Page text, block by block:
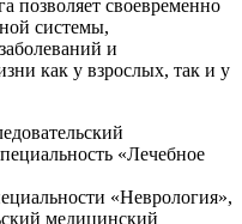
позволяет своевременно
системы,
и
как у взрослых, так и у
«Лечебное
«Неврология»,
медицинский